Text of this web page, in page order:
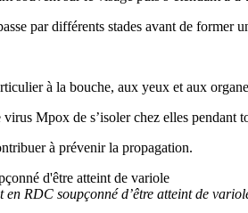
par différents stades avant de
à la bouche, aux yeux et aux
Mpox de s’isoler chez elles pendant
à prévenir la propagation.
RDC soupçonné d’être atteint de